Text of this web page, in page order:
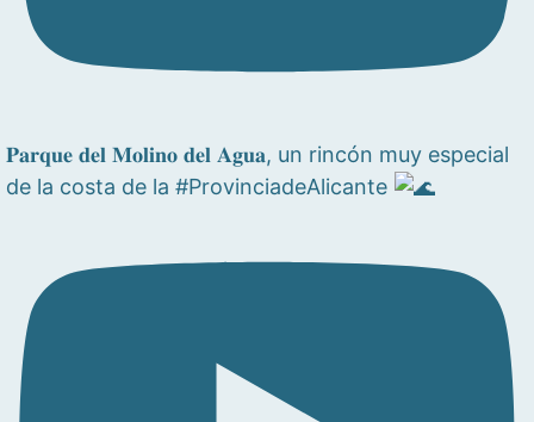
𝐏𝐚𝐫𝐪𝐮𝐞 𝐝𝐞𝐥 𝐌𝐨𝐥𝐢𝐧𝐨 𝐝𝐞𝐥 𝐀𝐠𝐮𝐚, un rincón muy especial
de la costa de la #ProvinciadeAlicante